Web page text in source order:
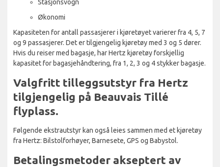
Stasjonsvogn
Økonomi
Kapasiteten for antall passasjerer i kjøretøyet varierer fra 4, 5, 7
og 9 passasjerer. Det er tilgjengelig kjøretøy med 3 og 5 dører.
Hvis du reiser med bagasje, har Hertz kjøretøy forskjellig
kapasitet for bagasjehåndtering, fra 1, 2, 3 og 4 stykker bagasje.
Valgfritt tilleggsutstyr fra Hertz
tilgjengelig på Beauvais Tillé
flyplass.
Følgende ekstrautstyr kan også leies sammen med et kjøretøy
fra Hertz: Bilstolforhøyer, Barnesete, GPS og Babystol.
Betalingsmetoder akseptert av